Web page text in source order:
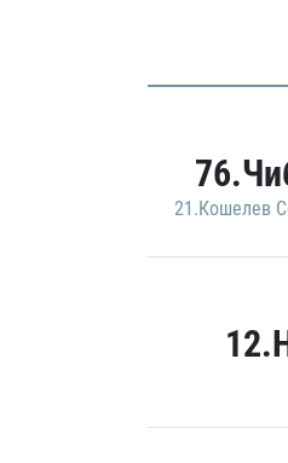
21.Кошелев